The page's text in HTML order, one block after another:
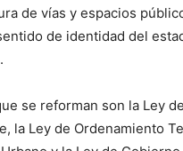
de vías y espacios
de identidad del
se reforman son la Ley
la Ley de Ordenamiento